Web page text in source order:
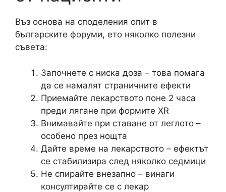
Въз основа на споделения опит в
българските форуми, ето няколко полезни
съвета:
Започнете с ниска доза – това помага
да се намалят страничните ефекти
Приемайте лекарството поне 2 часа
преди лягане при формите XR
Внимавайте при ставане от леглото –
особено през нощта
Дайте време на лекарството – ефектът
се стабилизира след няколко седмици
Не спирайте внезапно – винаги
консултирайте се с лекар